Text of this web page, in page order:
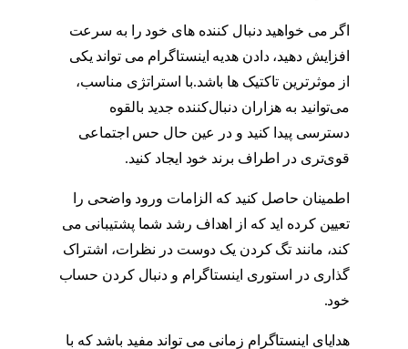
اگر می خواهید دنبال کننده های خود را به سرعت
افزایش دهید، دادن هدیه اینستاگرام می تواند یکی
از موثرترین تاکتیک ها باشد.با استراتژی مناسب،
می‌توانید به هزاران دنبال‌کننده جدید بالقوه
دسترسی پیدا کنید و در عین حال حس اجتماعی
قوی‌تری در اطراف برند خود ایجاد کنید.
اطمینان حاصل کنید که الزامات ورود واضحی را
تعیین کرده اید که از اهداف رشد شما پشتیبانی می
کند، مانند تگ کردن یک دوست در نظرات، اشتراک
گذاری در استوری اینستاگرام و دنبال کردن حساب
خود.
هدایای اینستاگرام زمانی می تواند مفید باشد که با